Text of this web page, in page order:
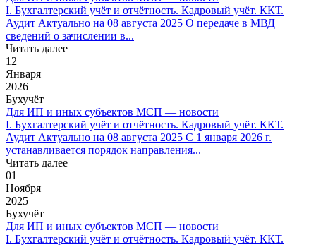
I. Бухгалтерский учёт и отчётность. Кадровый учёт. ККТ.
Аудит Актуально на 08 августа 2025 О передаче в МВД
сведений о зачислении в...
Читать далее
12
Января
2026
Бухучёт
Для ИП и иных субъектов МСП — новости
I. Бухгалтерский учёт и отчётность. Кадровый учёт. ККТ.
Аудит Актуально на 08 августа 2025 С 1 января 2026 г.
устанавливается порядок направления...
Читать далее
01
Ноября
2025
Бухучёт
Для ИП и иных субъектов МСП — новости
I. Бухгалтерский учёт и отчётность. Кадровый учёт. ККТ.